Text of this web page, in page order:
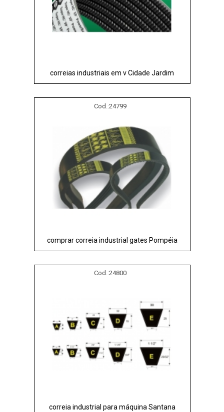
correias industriais em v Cidade Jardim
Cod.:24799
comprar correia industrial gates Pompéia
Cod.:24800
correia industrial para máquina Santana